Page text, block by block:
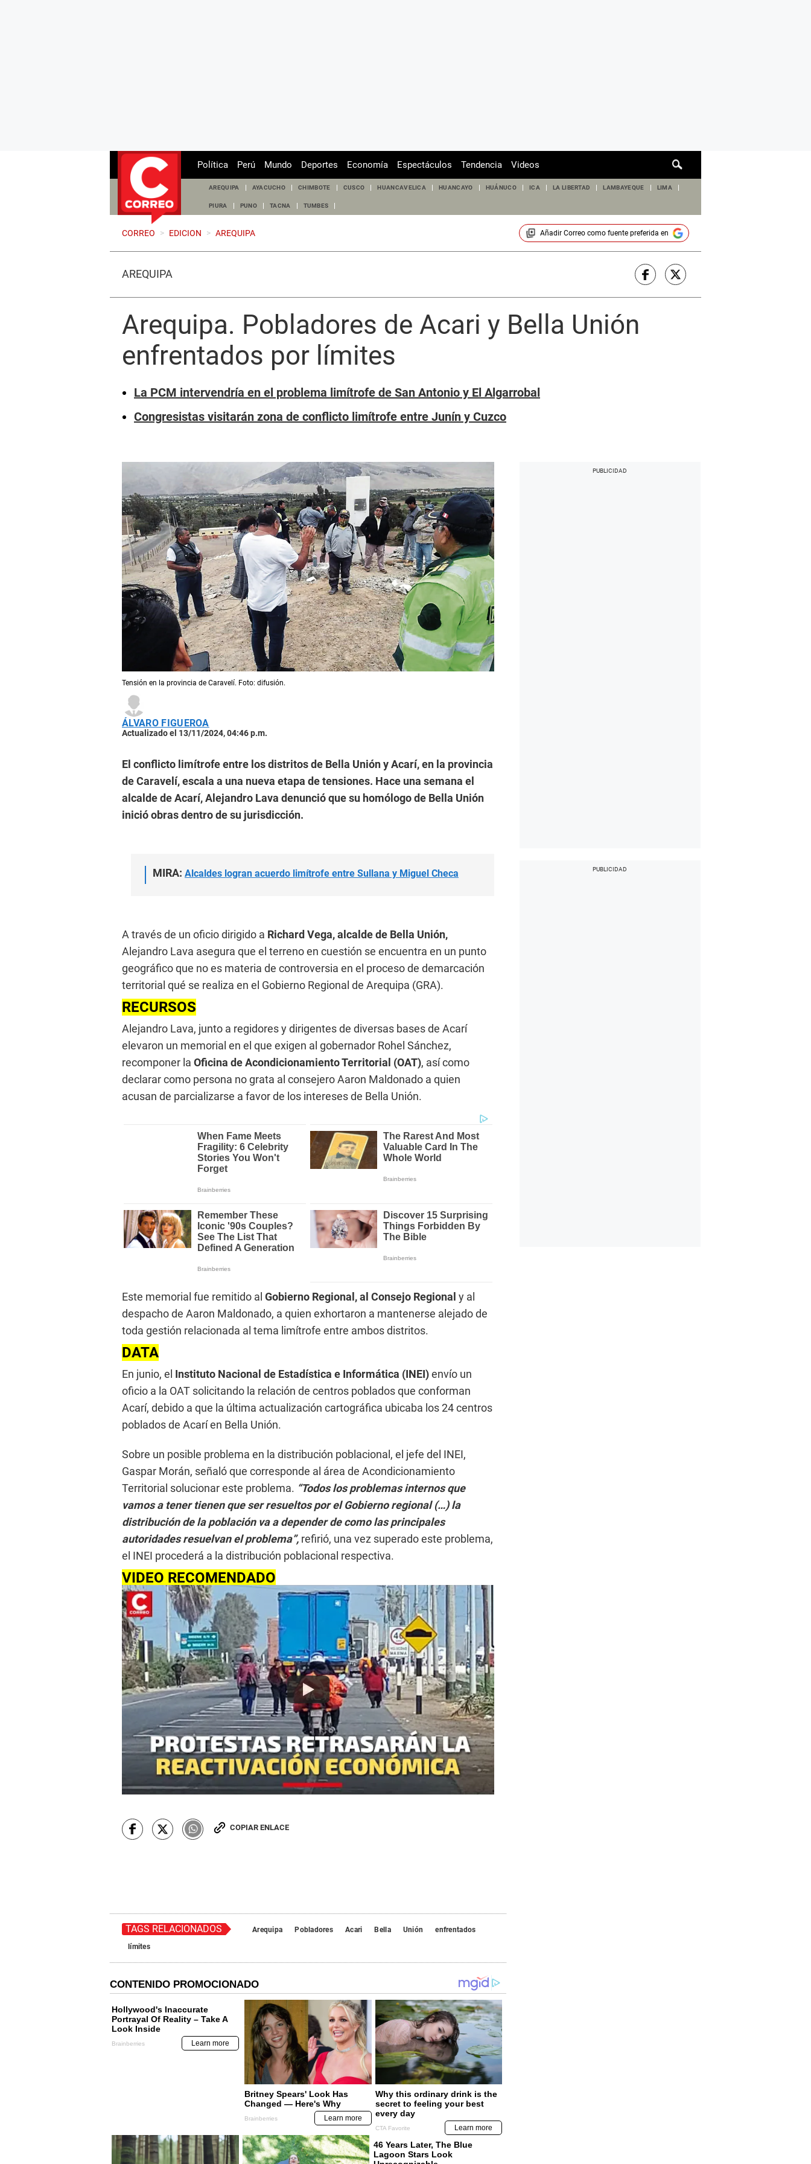
de
Política Perú Mundo Deportes Economía Espectáculos Tendencia Videos
AREQUIPA AYACUCHO CHIMBOTE CUSCO HUANCAVELICA HUANCAYO HUÁNUCO ICA LA LIBERTAD LAMBAYEQUE LIMA
PIURA PUNO TACNA TUMBES
CORREO > EDICION > AREQUIPA Añadir Correocomo fuente preferida en
AREQUIPA
Arequipa. Pobladores de Acari y Bella Unión
enfrentados por límites
La PCM intervendría en el problema limítrofe de San Antonio y El Algarrobal
Congresistas visitarán zona de conflicto limítrofe entre Junín y Cuzco
Tensión en la provincia de Caravelí. Foto: difusión.
ÁLVARO FIGUEROA
Actualizado el 13/11/2024, 04:46 p.m.
El conflicto limítrofe entre los distritos de Bella Unión y Acarí, en la provincia
de Caravelí, escala a una nueva etapa de tensiones. Hace una semana el
alcalde de Acarí, Alejandro Lava denunció que su homólogo de Bella Unión
inició obras dentro de su jurisdicción.
MIRA: Alcaldes logran acuerdo limítrofe entre Sullana y Miguel Checa
A través de un oficio dirigido a Richard Vega, alcalde de Bella Unión,
Alejandro Lava asegura que el terreno en cuestión se encuentra en un punto
geográfico que no es materia de controversia en el proceso de demarcación
territorial qué se realiza en el Gobierno Regional de Arequipa (GRA).
RECURSOS
Alejandro Lava, junto a regidores y dirigentes de diversas bases de Acarí
elevaron un memorial en el que exigen al gobernador Rohel Sánchez,
recomponer la Oficina de Acondicionamiento Territorial (OAT), así como
declarar como persona no grata al consejero Aaron Maldonado a quien
acusan de parcializarse a favor de los intereses de Bella Unión.
Este memorial fue remitido al Gobierno Regional, al Consejo Regional y al
despacho de Aaron Maldonado, a quien exhortaron a mantenerse alejado de
toda gestión relacionada al tema limítrofe entre ambos distritos.
DATA
En junio, el Instituto Nacional de Estadística e Informática (INEI)envío un
oficio a la OAT solicitando la relación de centros poblados que conforman
Acarí, debido a que la última actualización cartográfica ubicaba los 24 centros
poblados de Acarí en Bella Unión.
Sobre un posible problema en la distribución poblacional, el jefe del INEI,
Gaspar Morán, señaló que corresponde al área de Acondicionamiento
Territorial solucionar este problema. “Todos los problemas internos que
vamos a tener tienen que ser resueltos por el Gobierno regional (…) la
distribución de la población va a depender de como las principales
autoridades resuelvan el problema”, refirió, una vez superado este problema,
el INEI procederá a la distribución poblacional respectiva.
VIDEO RECOMENDADO
COPIAR ENLACE
TAGS RELACIONADOS Arequipa Pobladores Acari Bella Unión
enfrentados
límites